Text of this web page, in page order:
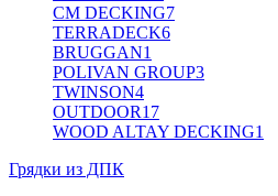
CM DECKING7
TERRADECK6
BRUGGAN1
POLIVAN GROUP3
TWINSON4
OUTDOOR17
WOOD ALTAY DECKING1
Грядки из ДПК